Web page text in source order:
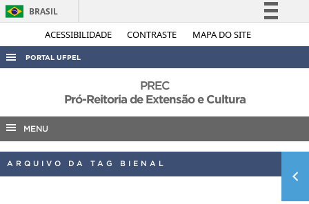
ACESSIBILIDADE CONTRASTE MAPA DO SITE
BRASIL
Simplifique!
Acesso à informação
Legislação
PORTAL UFPEL
AUDITORIA
COBALTO
CONCURSOS
PREC
Pró-Reitoria de Extensão e Cultura
MENU
ARQUIVO DA TAG BIENAL